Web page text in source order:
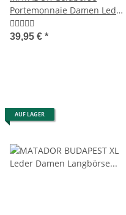
Portemonnaie Damen Leder
RFID Hochformat Blumen
39,95 € *
AUF LAGER